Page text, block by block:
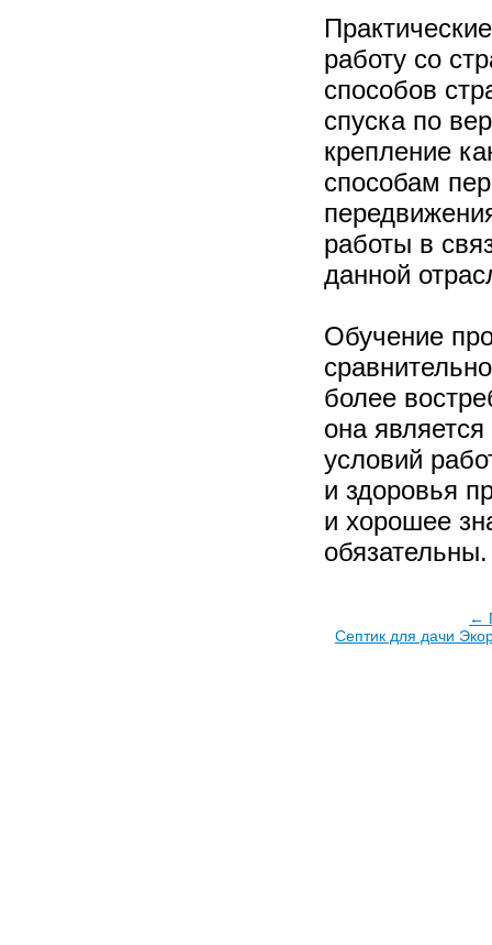
работу со
способов
спуска по
крепление
способам
работы в
данной
Обучение
более
она
условий
и здоровья
и хорошее
обязательны.
←
Септик для дачи